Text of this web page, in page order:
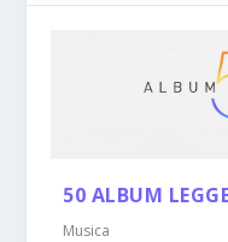
50 ALBUM
Musica